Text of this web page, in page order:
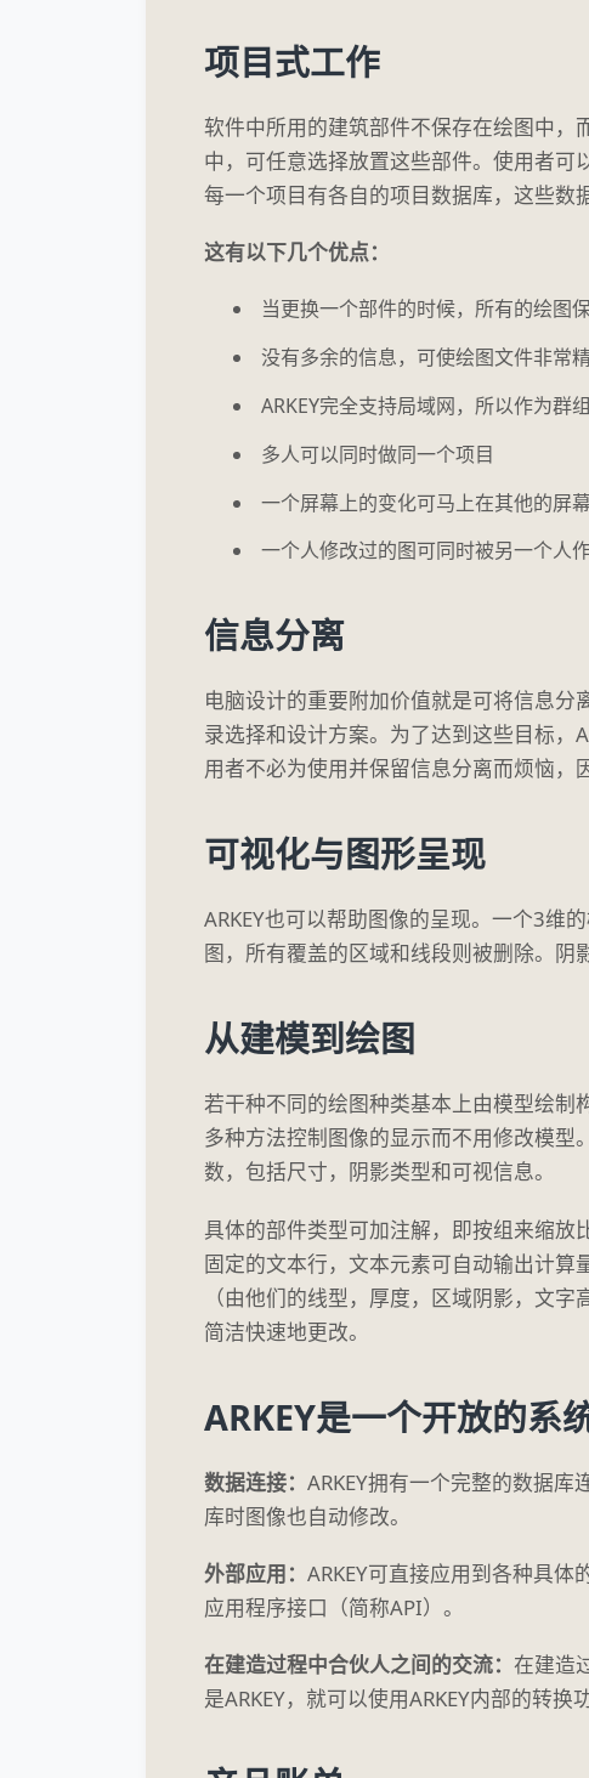
项目式工作
软件中所用的建筑部件不保存在绘图中
中，可任意选择放置这些部件。使用者
每一个项目有各自的项目数据库，这些
这有以下几个优点：
当更换一个部件的时候，所有的绘图
没有多余的信息，可使绘图文件非常
ARKEY完全支持局域网，所以作为群
多人可以同时做同一个项目
一个屏幕上的变化可马上在其他的屏
一个人修改过的图可同时被另一个人
信息分离
电脑设计的重要附加价值就是可将信息
录选择和设计方案。为了达到这些目标，
用者不必为使用并保留信息分离而烦恼，
可视化与图形呈现
ARKEY也可以帮助图像的呈现。一个3维
图，所有覆盖的区域和线段则被删除。
从建模到绘图
若干种不同的绘图种类基本上由模型绘制
多种方法控制图像的显示而不用修改模
数，包括尺寸，阴影类型和可视信息。
具体的部件类型可加注解，即按组来缩
固定的文本行，文本元素可自动输出计
（由他们的线型，厚度，区域阴影，文
简洁快速地更改。
ARKEY是一个开放的系
数据连接： ARKEY拥有一个完整的数据
库时图像也自动修改。
外部应用： ARKEY可直接应用到各种具
应用程序接口（简称API）。
在建造过程中合伙人之间的交流： 在建造
是ARKEY，就可以使用ARKEY内部的转换